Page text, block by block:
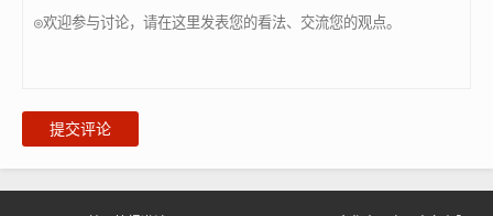
提交评论